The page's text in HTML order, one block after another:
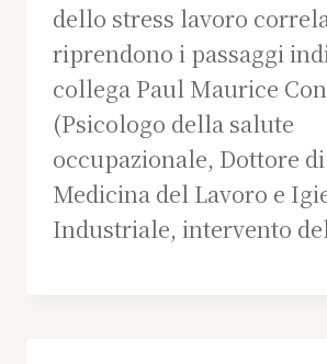
dello stress lavoro
riprendono i passaggi
collega Paul Maurice
(Psicologo della salute
occupazionale, Dottore
Medicina del Lavoro e
Industriale, intervento